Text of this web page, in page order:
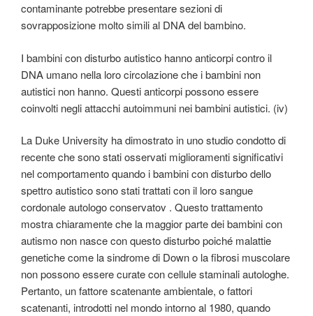
contaminante potrebbe presentare sezioni di
sovrapposizione molto simili al DNA del bambino.
I bambini con disturbo autistico hanno anticorpi contro il
DNA umano nella loro circolazione che i bambini non
autistici non hanno. Questi anticorpi possono essere
coinvolti negli attacchi autoimmuni nei bambini autistici. (iv)
La Duke University ha dimostrato in uno studio condotto di
recente che sono stati osservati miglioramenti significativi
nel comportamento quando i bambini con disturbo dello
spettro autistico sono stati trattati con il loro sangue
cordonale autologo conservatov . Questo trattamento
mostra chiaramente che la maggior parte dei bambini con
autismo non nasce con questo disturbo poiché malattie
genetiche come la sindrome di Down o la fibrosi muscolare
non possono essere curate con cellule staminali autologhe.
Pertanto, un fattore scatenante ambientale, o fattori
scatenanti, introdotti nel mondo intorno al 1980, quando